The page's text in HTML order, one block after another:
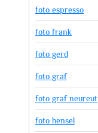
foto espresso
foto frank
foto gerd
foto graf
foto graf neureut
foto hensel